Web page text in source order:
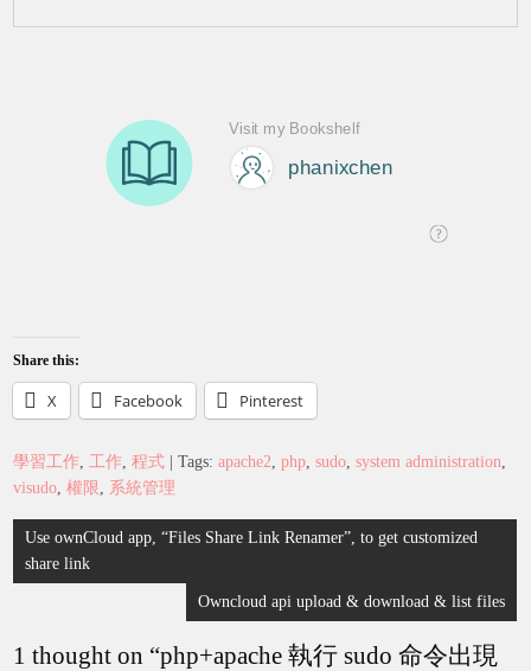
Share this:
X Facebook Pinterest
學習工作,工作,程式 | Tags:apache2,php,sudo,system administration,
visudo,權限 , 系統管理
Post
navigation
Use ownCloud app, “Files Share Link Renamer”, to get customized
share link
Owncloud api upload & download & list files
1 thought on “php+apache 執行 sudo 命令出現